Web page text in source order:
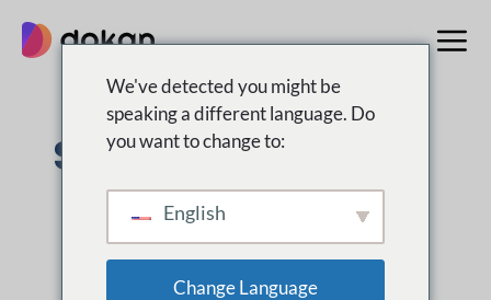
contenu
Shahid
We've detected you might be
speaking a different language. Do
you want to change to:
English
Change Language